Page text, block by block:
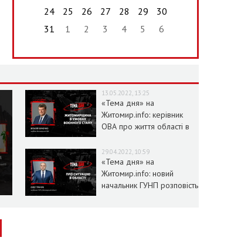
24
25 26 27 28 29
30
31
1 2 3 4 5 6
13.05.2022, 13:25
«Тема дня» на
Житомир.info: керівник
ОВА про життя області в
29.04.2022, 10:59
«Тема дня» на
Житомир.info: новий
начальник ГУНП розповість